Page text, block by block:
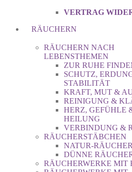
VERTRAG
RÄUCHERN
RÄUCHERN NACH
LEBENSTHEMEN
ZUR RUHE
SCHUTZ,
STABILITÄT
KRAFT, MUT &
REINIGUNG &
HERZ, GEFÜHLE
HEILUNG
VERBINDUNG &
RÄUCHERSTÄBCHEN
NATUR-
DÜNNE
RÄUCHERWERKE MIT